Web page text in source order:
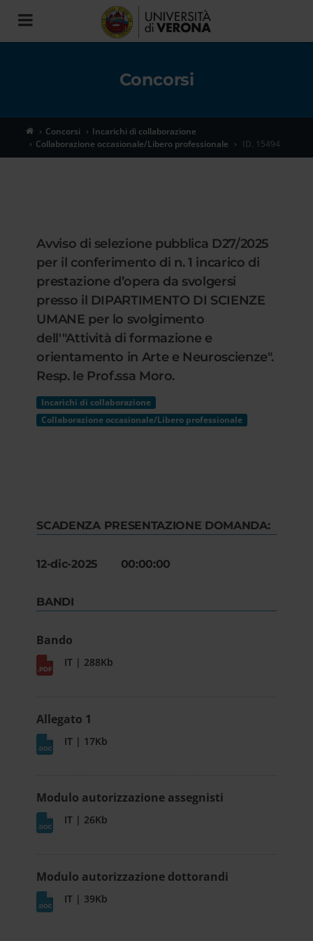
Toggle
navigation
Concorsi
Concorsi
Incarichi di collaborazione
Collaborazione occasionale/Libero professionale
ID. 15494
Avviso di selezione pubblica D27/2025
per il conferimento di n. 1 incarico di
prestazione d’opera da svolgersi
presso il DIPARTIMENTO DI SCIENZE
UMANE per lo svolgimento
dell'"Attività di formazione e
orientamento in Arte e Neuroscienze".
Resp. le Prof.ssa Moro.
Incarichi di collaborazione
Collaborazione occasionale/Libero professionale
SCADENZA PRESENTAZIONE DOMANDA:
12-dic-2025 00:00:00
BANDI
Bando
IT | 288Kb
Allegato 1
IT | 17Kb
Modulo autorizzazione assegnisti
IT | 26Kb
Modulo autorizzazione dottorandi
IT | 39Kb